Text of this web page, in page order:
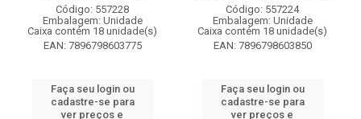
Código: 557228
Embalagem: Unidade
Caixa contém 18 unidade(s)
EAN: 7896798603775
Faça seu login ou
cadastre-se para
ver preços e
Código: 557224
Embalagem: Unidade
Caixa contém 18 unidade(s)
EAN: 7896798603850
Faça seu login ou
cadastre-se para
ver preços e